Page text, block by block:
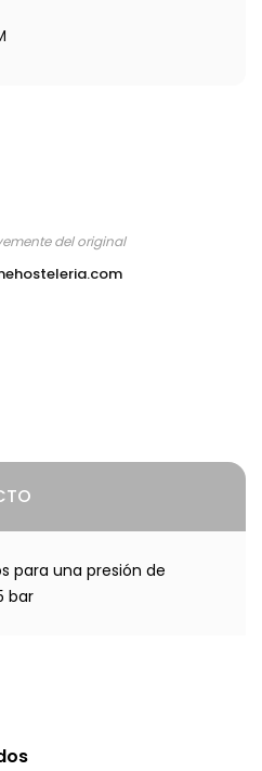
del original
para una presión de
bar